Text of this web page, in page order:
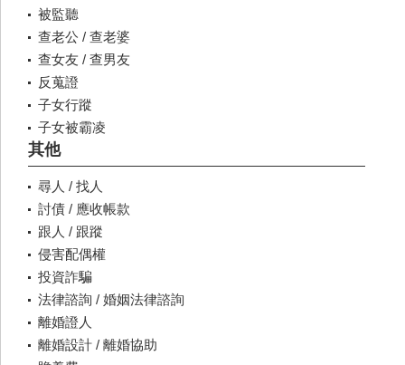
被監聽
查老公 / 查老婆
查女友 / 查男友
反蒐證
子女行蹤
子女被霸凌
其他
尋人 / 找人
討債 / 應收帳款
跟人 / 跟蹤
侵害配偶權
投資詐騙
法律諮詢 / 婚姻法律諮詢
離婚證人
離婚設計 / 離婚協助